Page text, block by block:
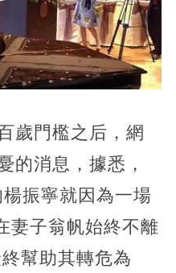
歲門檻之后，網
的消息，據悉，
振寧就因為一場
妻子翁帆始終不離
幫助其轉危為